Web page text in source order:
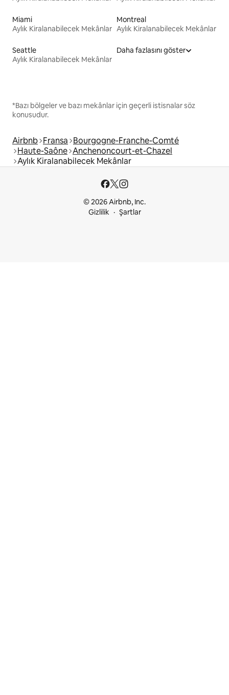
Miami
Aylık Kiralanabilecek Mekânlar
Montreal
Aylık Kiralanabilecek Mekânlar
Seattle
Aylık Kiralanabilecek Mekânlar
Daha fazlasını göster
*Bazı bölgeler ve bazı mekânlar için geçerli istisnalar söz
konusudur.
Airbnb Fransa Bourgogne-Franche-Comté
Haute-Saône Anchenoncourt-et-Chazel
Aylık Kiralanabilecek Mekânlar
© 2026 Airbnb, Inc.
Gizlilik
Şartlar